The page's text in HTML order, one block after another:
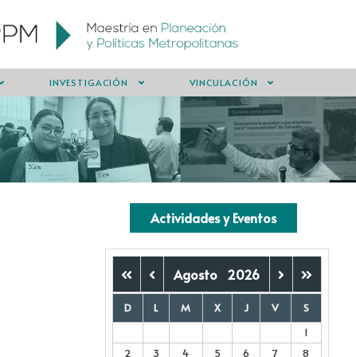
INVESTIGACIÓN VINCULACIÓN
Actividades y Eventos
Agosto 2026
D L M X J V
S
1
2
3 4 5 6 7
8